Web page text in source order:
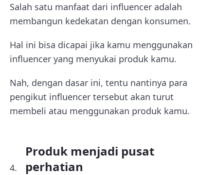
Salah satu manfaat dari influencer adalah
membangun kedekatan dengan konsumen.
Hal ini bisa dicapai jika kamu menggunakan
influencer yang menyukai produk kamu.
Nah, dengan dasar ini, tentu nantinya para
pengikut influencer tersebut akan turut
membeli atau menggunakan produk kamu.
Produk menjadi pusat
perhatian